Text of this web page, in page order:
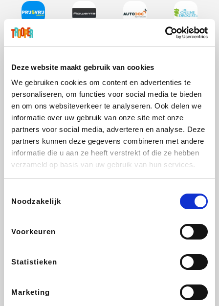
Deze website maakt gebruik van cookies
We gebruiken cookies om content en advertenties te
personaliseren, om functies voor social media te bieden
en om ons websiteverkeer te analyseren. Ook delen we
informatie over uw gebruik van onze site met onze
partners voor social media, adverteren en analyse. Deze
partners kunnen deze gegevens combineren met andere
informatie die u aan ze heeft verstrekt of die ze hebben
verzameld op basis van uw gebruik van hun services.
Noodzakelijk
Voorkeuren
Statistieken
Marketing
Prijsvrij De Online Drogist
Vidaxl Lampenlicht.be Plopsa Adidas
All Accor
DectDirect
SupraBazar